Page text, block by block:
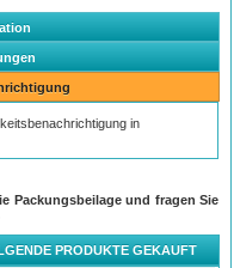
in
Packungsbeilage und fragen Sie
PRODUKTE GEKAUFT